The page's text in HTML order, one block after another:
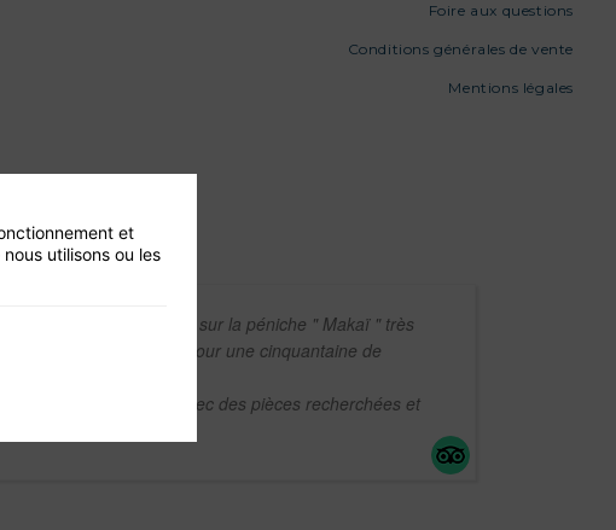
Foire aux questions
Conditions générales de vente
Mentions légales
Croisière exceptionnelle sur la péniche " Makaï " très
parfaitement adaptée pour une cinquantaine de
du cocktail dînatoire avec des pièces recherchées et
et
utilisons ou les